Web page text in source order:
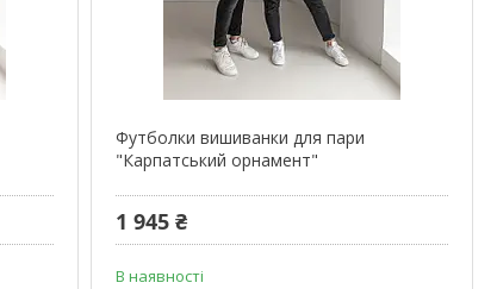
Футболки вишиванки для пари
"Карпатський орнамент"
1 945 ₴
В наявності